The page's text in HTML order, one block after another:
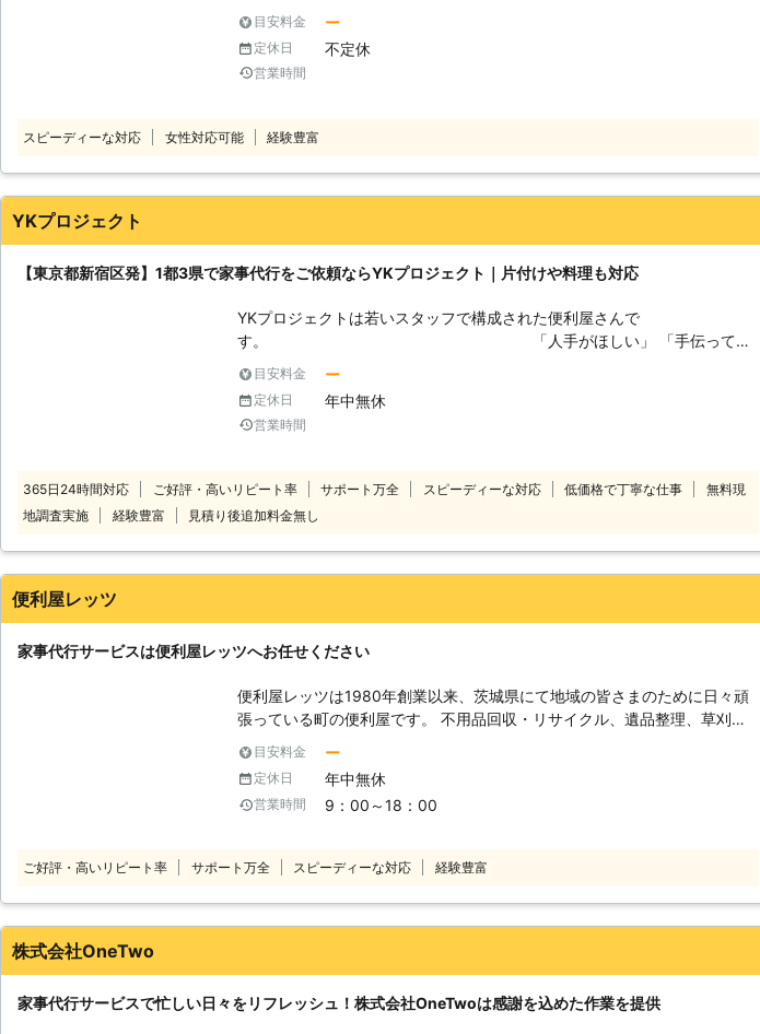
います。 そのようなときは、家事代行サービスを展開している株式会社
Move onまでご相談ください。 キッチン・トイレ・浴室・洗面所の水回り
清掃から、洗濯やクリーニング、買い物代行に至るまで一般的な家事にも対
応しております。 「お部屋が汚れてきたけど、掃除をしている時間が取れ
このようなときは、株式会社Move onの家事代行サービスをご利用くださ
い。 ●お得な定期プラン即日契約キャンペーンも実施中！ 定期プランキャ
ンペーンは、月2回4時間のプランと月4回8時間のプランの2種類があり、月
2回4時間は3,580円で、月4回8時間は3,380円で作業を承っています。 さ
でさらに月2回4時間が3,100円に、月4回8時間が2,900円に減額。 柔軟な
プラン体制をお客様にご提案しておりますので、家事代行のことで何かあり
ましたらお気軽にご相談ください。 ●対応するのは整理収納アドバイザー
資格講座を経験した女性スタッフ！ 整理収納のノウハウを学んだスタッフ
が効率よく片付けをおこない、物を探すためのタイムロスをなくし、心にゆ
とりを提供いたします。 また家事代行サービスに対応するのは女性スタッ
フ限定ですので、一人暮らしの女性や男性スタッフを家に上げるのに抵抗が
ある方も安心してお任せできます。 住まいの片付けのことで何かありまし
たら、お気軽に私達にお申し付けください。 株式会社Move onは、東京都
さい。
目安料金 ー
定休日 不定休
営業時間
スピーディーな対応 女性対応可能 経験豊富
YKプロジェクト
【東京都新宿区発】1都3県で家事代行をご依頼ならYKプロジェクト｜片付けや料理も対応
YKプロジェクトは若いスタッフで構成された便利屋さんで
す。 「人手がほしい」 「手伝ってほ
しい」 そんなときはお任せください！家事代行から簡単な作業のお手伝い
をおこなっています。 【フレッシュな力でお手伝い！家事全般お任せを】
私たちYKプロジェクトは若い力で活気あるサービスが強みです。家事代行
でお掃除や料理から買い物のお手伝い・引越しのお手伝いなど幅広く対応し
い要員など、お客様の自由にご依頼ください。フレッシュなスタッフがお客
様の力になりますよ。 【力仕事もお手のもの！大型家電の移動も承りま
す】 模様替えやお引越しなどで「洗濯機を移動したい」「ベッドを2階から
1階に下ろしたい」という作業も私たちにお任せを！建物内はもちろん、近
場であれば車を使った移動も対応しますよ。 大きな荷物をお客様ご自身で
を階段で9階まで運んでほしい 料金：48,000円 〇東京都町田市 依頼内容：
空き家の軽い掃除をしてほしい 料金：10,000円 ※税込価格です。 ※状況に
応じて料金は変動します。 【お庭仕事も得意です！植木業経験のあるスタ
ッフが対応】 当店には植木業に従事していたスタッフがいますので、剪定
や伐採・草刈りなどお庭仕事もプロの技を実感いただけます。 複数の作業
を併せて依頼できますので、1度にまとめておこなうと目に見えて変化がわ
かり、気持ちもリフレッシュします。「こんなこと依頼できる？」というご
都新宿区で家事代行業者をお探しなら、ぜひYKプロジェクトにご依頼くだ
目安料金 ー
定休日 年中無休
営業時間
365日24時間対応 ご好評・高いリピート率 サポート万全 スピーディーな対応 低価格で丁寧な仕事
無料現
地調査実施
経験豊富 見積り後追加料金無し
便利屋レッツ
家事代行サービスは便利屋レッツへお任せください
便利屋レッツは1980年創業以来、茨城県にて地域の皆さまのために日々頑
張っている町の便利屋です。 不用品回収・リサイクル、遺品整理、草刈
り、剪定、ハチ駆除、引越し、エアコン工事、ハウスクリーニング、家事代
行サービスなど承っています。 長年の経験で培ったノウハウを存分に生か
し、「お客様の困ったこと」「手伝ってほしいこと」などを解決いたしま
す。 【家事代行サービス】 こんなときは、便利屋レッツへお任せくださ
たいとき。 ・ちょっとした雑用をお願いしたいとき。 ・掃除をする時間が
ないので代わりに家の中の掃除をしてほしいとき。 便利屋レッツのモット
ーは、安心・親切・低料金です！ お客様が何か「困ったこと」「手伝って
ほしい」ときに一番に思い出してもらえるくらい町の頼れる便利屋を目指し
誠心誠意心を込めて対応しています！
目安料金 ー
定休日 年中無休
営業時間 9：00～18：00
ご好評・高いリピート率 サポート万全 スピーディーな対応 経験豊富
株式会社OneTwo
家事代行サービスで忙しい日々をリフレッシュ！株式会社OneTwoは感謝を込めた作業を提供